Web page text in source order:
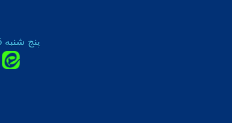
پنج شنبه 15 مرداد 1405